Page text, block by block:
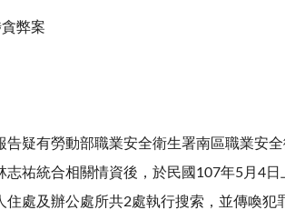
弊案
疑有勞動部職業安全衛生署南區職業安
祐統合相關情資後，於民國107年5月4日
處及辦公處所共2處執行搜索，並傳喚犯